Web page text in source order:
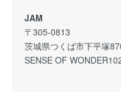
JAM
〒305-0813
茨城県つくば市下平塚
SENSE OF